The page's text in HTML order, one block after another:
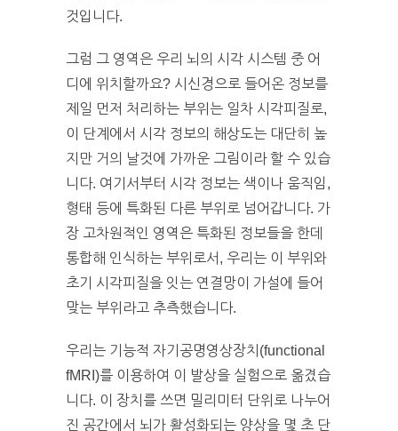
것입니다.
그럼 그 영역은 우리 뇌의 시각 시스템 중 어
디에 위치할까요? 시신경으로 들어온 정보를
제일 먼저 처리하는 부위는 일차 시각피질로,
이 단계에서 시각 정보의 해상도는 대단히 높
지만 거의 날것에 가까운 그림이라 할 수 있습
니다. 여기서부터 시각 정보는 색이나 움직임,
형태 등에 특화된 다른 부위로 넘어갑니다. 가
장 고차원적인 영역은 특화된 정보들을 한데
통합해 인식하는 부위로서, 우리는 이 부위와
초기 시각피질을 잇는 연결망이 가설에 들어
맞는 부위라고 추측했습니다.
우리는 기능적 자기공명영상장치(functional
fMRI)를 이용하여 이 발상을 실험으로 옮겼습
니다. 이 장치를 쓰면 밀리미터 단위로 나누어
진 공간에서 뇌가 활성화되는 양상을 몇 초 단